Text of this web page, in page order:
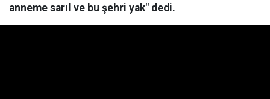
anneme sarıl ve bu şehri yak" dedi.